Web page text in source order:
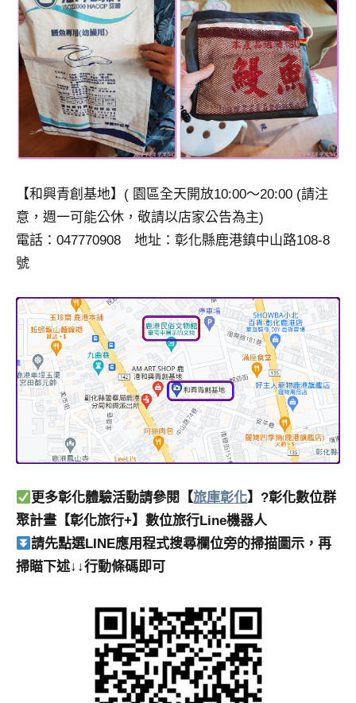
【和興青創基地】( 園區全天開放10:00～20:00 (請注
意，週一可能公休，敬請以店家公告為主)
電話：047770908 地址：彰化縣鹿港鎮中山路108-8
號
更多彰化體驗活動請參閱【旅庫彰化】?彰化數位群
聚計畫【彰化旅行+】數位旅行Line機器人
請先點選LINE應用程式搜尋欄位旁的掃描圖示，再
掃瞄下述↓↓行動條碼即可